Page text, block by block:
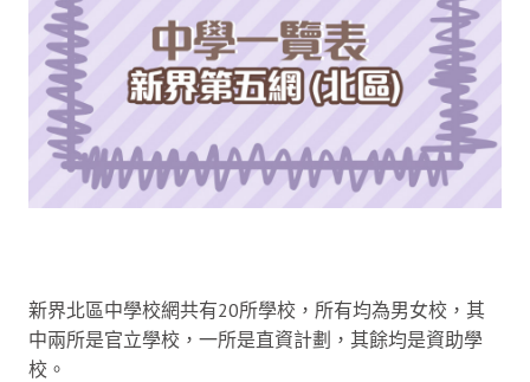
新界北區中學校網共有20所學校，所有均為男女校，其
中兩所是官立學校，一所是直資計劃，其餘均是資助學
校。